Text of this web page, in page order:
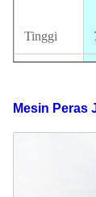
Tinggi
Ukuran
Mesin Peras